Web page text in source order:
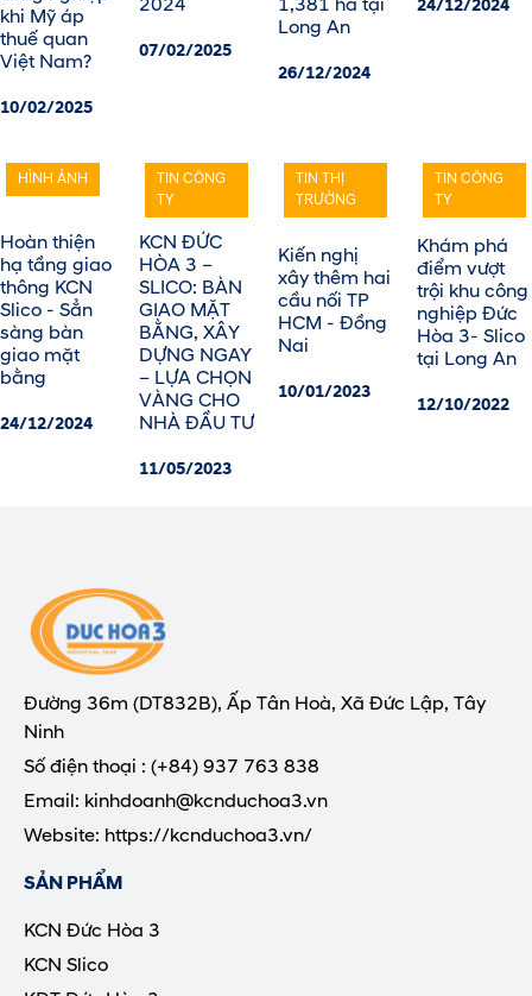
khi Mỹ áp
thuế quan
Việt Nam?
10/02/2025
07/02/2025
1,381 ha tại
Long An
26/12/2024
24/12/2024
HÌNH ẢNH
Hoàn thiện
hạ tầng giao
thông KCN
Slico - Sẳn
sàng bàn
giao mặt
bằng
24/12/2024
TIN CÔNG
TY
KCN ĐỨC
HÒA 3 –
SLICO: BÀN
GIAO MẶT
BẰNG, XÂY
DỰNG NGAY
– LỰA CHỌN
VÀNG CHO
NHÀ ĐẦU TƯ
11/05/2023
TIN THỊ
TRƯỜNG
Kiến nghị
xây thêm hai
cầu nối TP
HCM - Đồng
Nai
10/01/2023
TIN CÔNG
TY
Khám phá
điểm vượt
trội khu công
nghiệp Đức
Hòa 3- Slico
tại Long An
12/10/2022
Đường 36m (DT832B), Ấp Tân Hoà, Xã Đức Lập, Tây
Ninh
Số điện thoại : (+84) 937 763 838
Email: kinhdoanh@kcnduchoa3.vn
Website: https://kcnduchoa3.vn/
SẢN PHẨM
KCN Đức Hòa 3
KCN Slico